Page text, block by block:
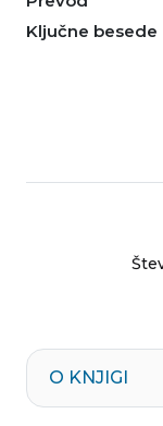
Ključne besede
O KNJIGI